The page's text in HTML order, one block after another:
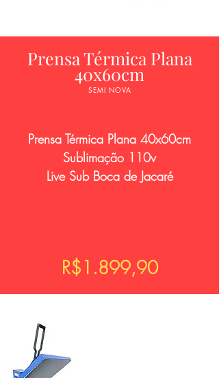
Prensa Térmica Plana
40x60cm
SEMI NOVA
Prensa Térmica Plana 40x60cm
Sublimação 110v
Live Sub Boca de Jacaré
R$1.899,90